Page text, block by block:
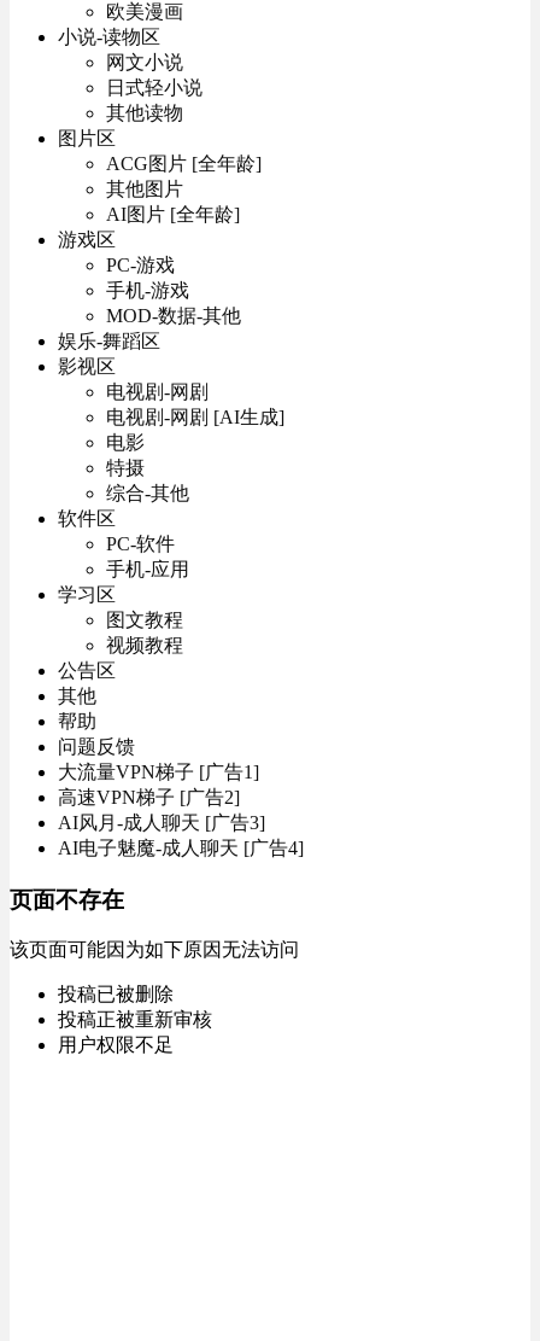
欧美漫画
小说-读物区
网文小说
日式轻小说
其他读物
图片区
ACG图片 [全年龄]
其他图片
AI图片 [全年龄]
游戏区
PC-游戏
手机-游戏
MOD-数据-其他
娱乐-舞蹈区
影视区
电视剧-网剧
电视剧-网剧 [AI生成]
电影
特摄
综合-其他
软件区
PC-软件
手机-应用
学习区
图文教程
视频教程
公告区
其他
帮助
问题反馈
大流量VPN梯子 [广告1]
高速VPN梯子 [广告2]
AI风月-成人聊天 [广告3]
AI电子魅魔-成人聊天 [广告4]
页面不存在
该页面可能因为如下原因无法访问
投稿已被删除
投稿正被重新审核
用户权限不足